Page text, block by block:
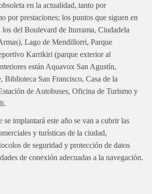
en la actualidad, tanto por
por prestaciones; los puntos que siguen en
del Boulevard de Iturrama, Ciudadela
Lago de Mendillorri, Parque
Karrikiri (parque exterior al
están Aquavox San Agustín,
Biblioteca San Francisco, Casa de la
de Autobuses, Oficina de Turismo y
se implantará este año se van a cubrir las
y turísticas de la ciudad,
de seguridad y protección de datos
de conexión adecuadas a la navegación.